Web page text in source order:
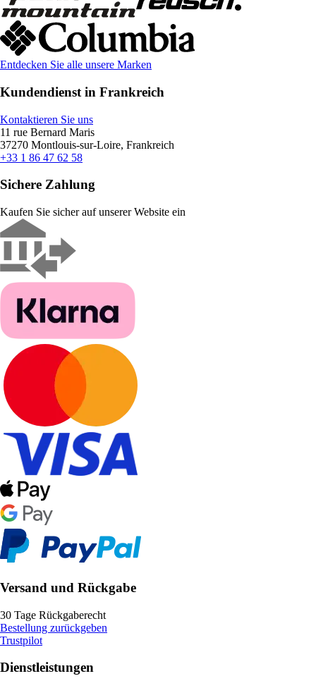
Entdecken Sie alle unsere Marken
Kundendienst in Frankreich
Kontaktieren Sie uns
11 rue Bernard Maris
37270 Montlouis-sur-Loire, Frankreich
+33 1 86 47 62 58
Sichere Zahlung
Kaufen Sie sicher auf unserer Website ein
Versand und Rückgabe
30 Tage Rückgaberecht
Bestellung zurückgeben
Trustpilot
Dienstleistungen